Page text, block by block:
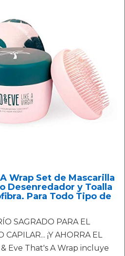
Wrap Set de Mascarilla
Desenredador y Toalla
Para Todo Tipo de
SAGRADO PARA EL
CAPILAR... ¡Y AHORRA EL
Eve That's A Wrap incluye